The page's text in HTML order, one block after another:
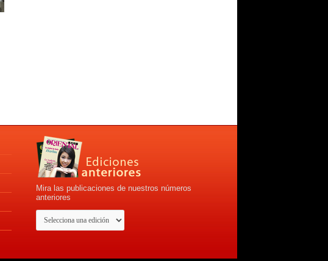
Mira las publicaciones de nuestros números
anteriores